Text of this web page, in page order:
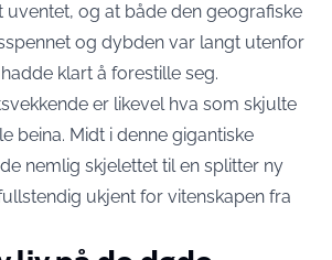
uventet, og at både den geografiske
og dybden var langt utenfor
klart å forestille seg.
er likevel hva som skjulte
beina. Midt i denne gigantiske
nemlig skjelettet til en splitter ny
ukjent for vitenskapen fra